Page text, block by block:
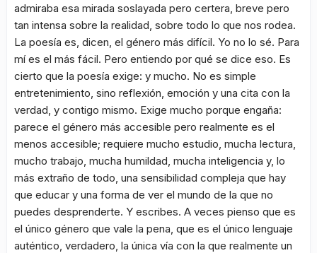
admiraba esa mirada soslayada pero certera, breve pero
tan intensa sobre la realidad, sobre todo lo que nos rodea.
La poesía es, dicen, el género más difícil. Yo no lo sé. Para
mí es el más fácil. Pero entiendo por qué se dice eso. Es
cierto que la poesía exige: y mucho. No es simple
entretenimiento, sino reflexión, emoción y una cita con la
verdad, y contigo mismo. Exige mucho porque engaña:
parece el género más accesible pero realmente es el
menos accesible; requiere mucho estudio, mucha lectura,
mucho trabajo, mucha humildad, mucha inteligencia y, lo
más extraño de todo, una sensibilidad compleja que hay
que educar y una forma de ver el mundo de la que no
puedes desprenderte. Y escribes. A veces pienso que es
el único género que vale la pena, que es el único lenguaje
auténtico, verdadero, la única vía con la que realmente un